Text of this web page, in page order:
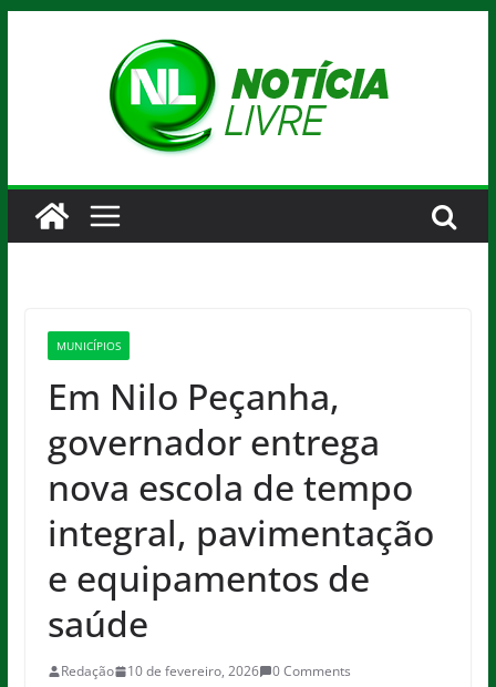
MUNICÍPIOS
Em Nilo Peçanha,
governador entrega
nova escola de tempo
integral, pavimentação
e equipamentos de
saúde
Redação 10 de fevereiro, 2026 0 Comments